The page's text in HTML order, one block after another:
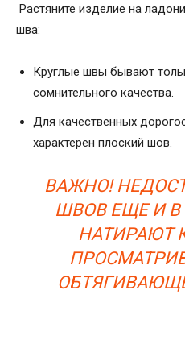
Растяните изделие на
шва:
Круглые швы бывают
сомнительного качества.
Для качественных
характерен плоский шов.
ВАЖНО!
ШВОВ ЕЩЕ И В
НАТИРАЮТ